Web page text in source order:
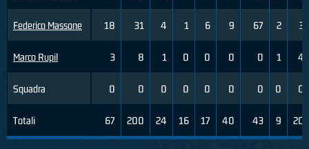
Federico Massone
Marco Rupil
Squadra
Totali
18 31 4 1 6 9 67 2 3
3 8 1 0 0 0 0 1 4
0 0 0 0 0 0 0 0 0
67 200 24 16 17 40 43 9 20